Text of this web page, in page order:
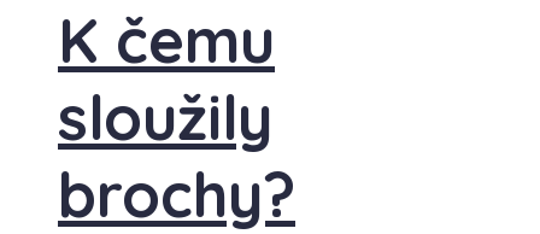
K čemu
sloužily
brochy?